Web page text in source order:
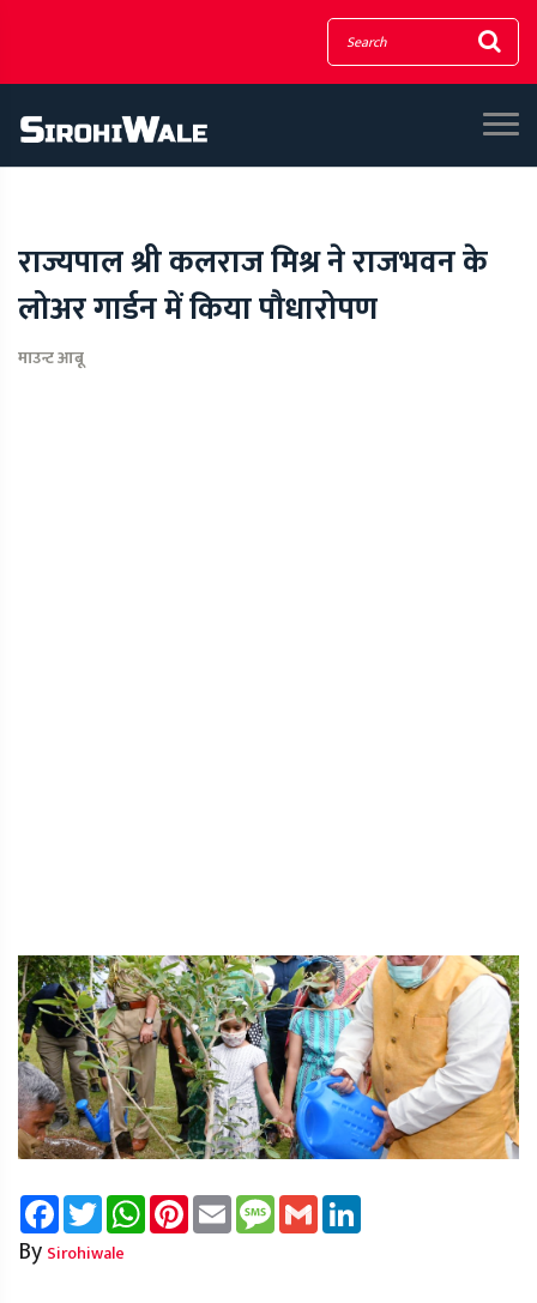
राज्यपाल श्री कलराज मिश्र ने राजभवन के
लोअर गार्डन में किया पौधारोपण
माउन्ट आबू
FacebookTwitterWhatsAppPinterest
Email Message
Gmail
By Sirohiwale